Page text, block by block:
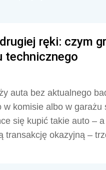
ręki: czym
technicznego
auta bez aktualnego
w komisie albo w
się kupić takie auto –
transakcję okazyjną –